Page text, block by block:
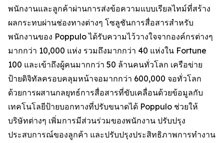
พนักงานและลูกค้าผ่านการส่งข้อความแบบเรียลไทม์ที่สร้าง
ผลกระทบผ่านช่องทางต่างๆ โซลูชันการสื่อสารสำหรับ
พนักงานของ Poppulo ได้รับความไว้วางใจจากองค์กรต่างๆ
มากกว่า 10,000 แห่ง รวมถึงมากกว่า 40 แห่งใน Fortune
100 และเข้าถึงผู้คนมากกว่า 50 ล้านคนทั่วโลก เครือข่าย
ป้ายดิจิทัลครอบคลุมหน้าจอมากกว่า 600,000 จอทั่วโลก
ด้วยการผสานกลยุทธ์การสื่อสารที่ขับเคลื่อนด้วยข้อมูลกับ
เทคโนโลยีป้ายบอกทางที่ปรับขนาดได้ Poppulo ช่วยให้
บริษัทต่างๆ เพิ่มการมีส่วนร่วมของพนักงาน ปรับปรุง
ประสบการณ์ของลูกค้า และปรับปรุงประสิทธิภาพการทำงาน